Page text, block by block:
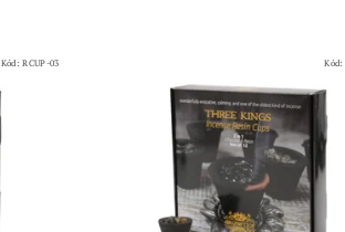
Kód:RCUP-03 Kód: